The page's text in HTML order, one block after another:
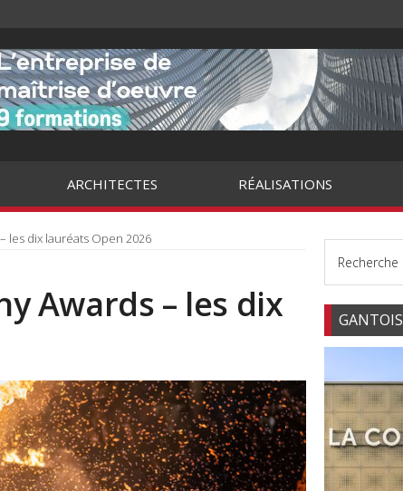
ARCHITECTES RÉALISATIONS
les dix lauréats Open 2026
Awards – les dix GANTOIS